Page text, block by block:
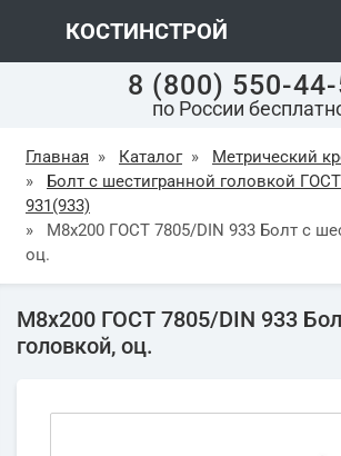
КОСТИНСТРОЙ
8 (800) 550-
по России
Главная » Каталог » Метрический
»
Болт с шестигранной головкой
931(933)
»
М8х200 ГОСТ 7805/DIN 933 Болт с
оц.
М8х200 ГОСТ 7805/DIN 933
головкой, оц.